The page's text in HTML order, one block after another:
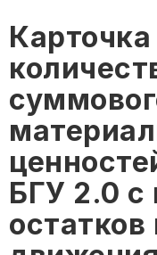
Карточка
БГУ 2.0